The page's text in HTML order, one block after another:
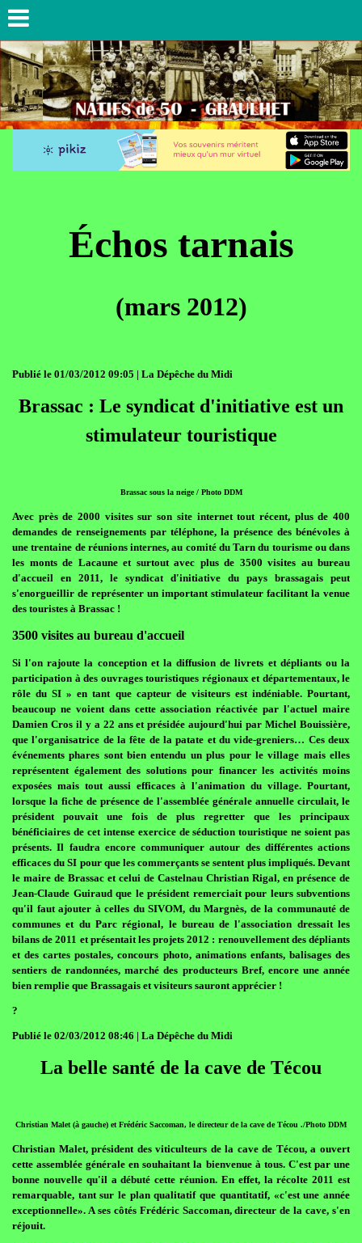
Échos tarnais
(mars 2012)
Publié le 01/03/2012 09:05 | La Dépêche du Midi
Brassac : Le syndicat d'initiative est un
stimulateur touristique
Brassac sous la neige / Photo DDM
Avec près de 2000 visites sur son site internet tout récent, plus de 400
demandes de renseignements par téléphone, la présence des bénévoles à
une trentaine de réunions internes, au comité du Tarn du tourisme ou dans
les monts de Lacaune et surtout avec plus de 3500 visites au bureau
d'accueil en 2011, le syndicat d'initiative du pays brassagais peut
s'enorgueillir de représenter un important stimulateur facilitant la venue
des touristes à Brassac !
3500 visites au bureau d'accueil
Si l'on rajoute la conception et la diffusion de livrets et dépliants ou la
participation à des ouvrages touristiques régionaux et départementaux, le
rôle du SI » en tant que capteur de visiteurs est indéniable. Pourtant,
beaucoup ne voient dans cette association réactivée par l'actuel maire
Damien Cros il y a 22 ans et présidée aujourd'hui par Michel Bouissière,
que l'organisatrice de la fête de la patate et du vide-greniers… Ces deux
événements phares sont bien entendu un plus pour le village mais elles
représentent également des solutions pour financer les activités moins
exposées mais tout aussi efficaces à l'animation du village. Pourtant,
lorsque la fiche de présence de l'assemblée générale annuelle circulait, le
président pouvait une fois de plus regretter que les principaux
bénéficiaires de cet intense exercice de séduction touristique ne soient pas
présents. Il faudra encore communiquer autour des différentes actions
efficaces du SI pour que les commerçants se sentent plus impliqués. Devant
le maire de Brassac et celui de Castelnau Christian Rigal, en présence de
Jean-Claude Guiraud que le président remerciait pour leurs subventions
qu'il faut ajouter à celles du SIVOM, du Margnès, de la communauté de
communes et du Parc régional, le bureau de l'association dressait les
bilans de 2011 et présentait les projets 2012 : renouvellement des dépliants
et des cartes postales, concours photo, animations enfants, balisages des
sentiers de randonnées, marché des producteurs Bref, encore une année
bien remplie que Brassagais et visiteurs sauront apprécier !
?
Publié le 02/03/2012 08:46 | La Dépêche du Midi
La belle santé de la cave de Técou
Christian Malet (à gauche) et Frédéric Saccoman, le directeur de la cave de Técou ./Photo DDM
Christian Malet, président des viticulteurs de la cave de Técou, a ouvert
cette assemblée générale en souhaitant la bienvenue à tous. C'est par une
bonne nouvelle qu'il a débuté cette réunion. En effet, la récolte 2011 est
remarquable, tant sur le plan qualitatif que quantitatif, «c'est une année
exceptionnelle». A ses côtés Frédéric Saccoman, directeur de la cave, s'en
réjouit.